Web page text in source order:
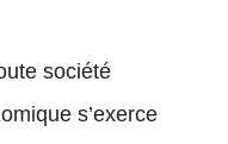
société
s’exerce